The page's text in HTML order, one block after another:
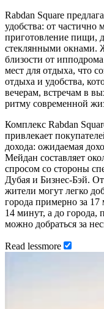
Rabdan Square
удобства: от
приготовление пищи,
стеклянными окнами.
близости от
мест для отдыха, что
отдыха и удобства,
вечерам, встречам в
ритму современной
Комплекс Rabdan
привлекает
дохода: ожидаемая
Мейдан составляет
спросом со стороны
Дубая и Бизнес-Бэй.
жители могут легко
города примерно за
14 минут, а до города,
можно добраться за
Read lessmore